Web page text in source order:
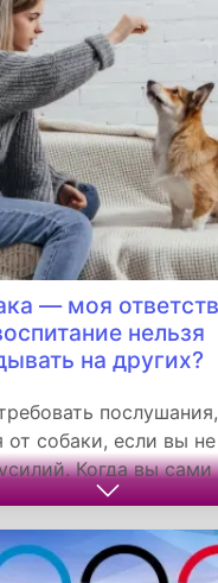
диалог с
вклад и
звездами
— моя
нельзя
на других?
от собаки, если вы
Когда вы сами
за
где оба учитесь